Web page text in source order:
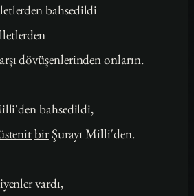
bahsedildi
dövüşenlerinden onların.
bahsedildi,
birŞurayı Milli'den.
vardı,